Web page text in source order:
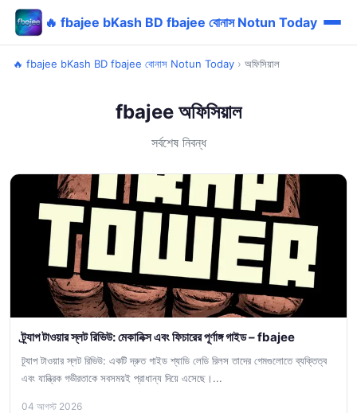
🔥 fbajee bKash BD fbajee বোনাস Notun Today
🔥 fbajee bKash BD fbajee বোনাস Notun Today › অফিসিয়াল
fbajee অফিসিয়াল
সর্বশেষ নিবন্ধ
ট্র্যাপ টাওয়ার স্লট রিভিউ: মেকানিক্স এবং ফিচারের পূর্ণাঙ্গ গাইড – fbajee
ট্র্যাপ টাওয়ার স্লট রিভিউ: একটি দ্রুত গাইড শ্যাডি লেডি রিলস তাদের গেমগুলোতে ব্যক্তিত্ব
এবং যান্ত্রিক গভীরতাকে সবসময়ই প্রাধান্য দিয়ে এসেছে।...
04 আগস্ট 2026